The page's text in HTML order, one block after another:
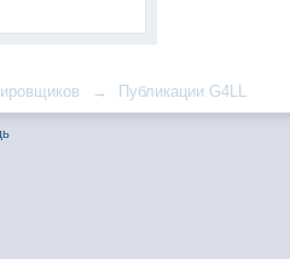
→ Публикации G4LL